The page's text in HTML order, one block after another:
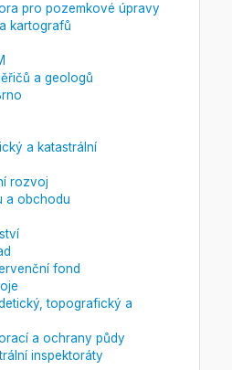
pro pozemkové úpravy
kartografů
a geologů
a katastrální
rozvoj
a obchodu
fond
topografický a
a ochrany půdy
inspektoráty